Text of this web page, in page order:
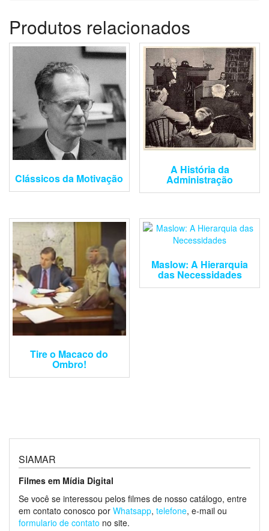
Produtos relacionados
Clássicos da Motivação
A História da
Administração
Tire o Macaco do
Ombro!
Maslow: A Hierarquia
das Necessidades
SIAMAR
Filmes em Mídia Digital
Se você se interessou pelos filmes de nosso catálogo, entre
em contato conosco por Whatsapp, telefone, e-mail ou
formulario de contato no site.